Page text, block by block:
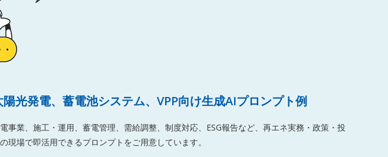
陽光発電、蓄電池システム、VPP向け生成AIプロンプト例
事業、施工・運用、蓄電管理、需給調整、制度対応、ESG報告など、再エネ実務・政策・投
現場で即活用できるプロンプトをご用意しています。